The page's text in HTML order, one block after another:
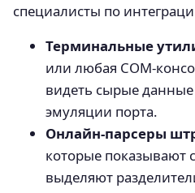
специалисты по
Терминальные
или любая
видеть сырые
эмуляции порта.
Онлайн‑парсеры
которые показывают
выделяют